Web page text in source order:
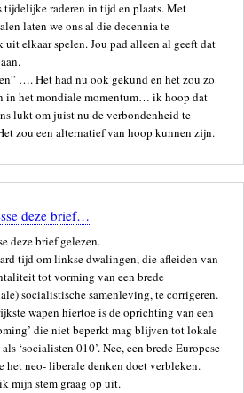
tijdelijke raderen in tijd en plaats. Met
laten we ons al die decennia te
uit elkaar spelen. Jou pad alleen al geeft dat
…. Het had nu ook gekund en het zou zo
in het mondiale momentum… ik hoop dat
lukt om juist nu de verbondenheid te
zou een alternatief van hoop kunnen zijn.
deze brief…
deze brief gelezen.
tijd om linkse dwalingen, die afleiden van
tot vorming van een brede
socialistische samenleving, te corrigeren.
wapen hiertoe is de oprichting van een
die niet beperkt mag blijven tot lokale
‘socialisten 010’. Nee, een brede Europese
het neo- liberale denken doet verbleken.
mijn stem graag op uit.